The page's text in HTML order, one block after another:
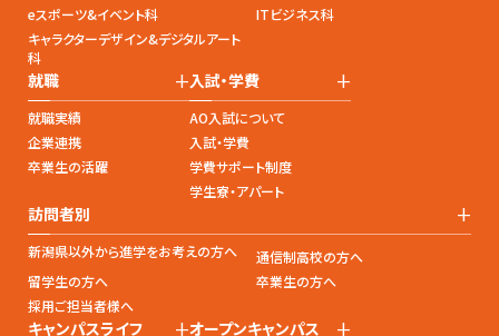
eスポーツ&イベント科
ITビジネス科
キャラクターデザイン&デジタルアート
科
就職 +
就職実績
企業連携
卒業生の活躍
入試・学費 +
AO入試について
入試・学費
学費サポート制度
学生寮・アパート
訪問者別 +
新潟県以外から進学をお考えの方へ
通信制高校の方へ
留学生の方へ
卒業生の方へ
採用ご担当者様へ
キャンパスライフ +オープンキャンパス +